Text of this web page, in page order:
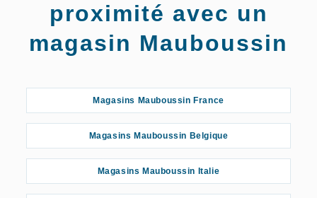
proximité avec un
magasin Mauboussin
Magasins Mauboussin France
Magasins Mauboussin Belgique
Magasins Mauboussin Italie